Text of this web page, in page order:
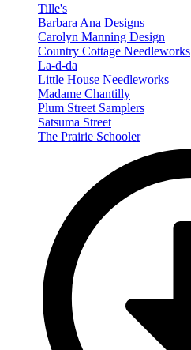
Tille's
Barbara Ana Designs
Carolyn Manning Design
Country Cottage Needleworks
La-d-da
Little House Needleworks
Madame Chantilly
Plum Street Samplers
Satsuma Street
The Prairie Schooler